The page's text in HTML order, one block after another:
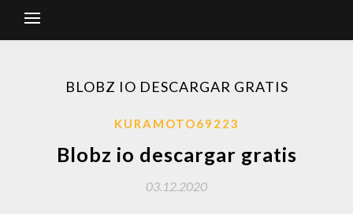
BLOBZ IO DESCARGAR GRATIS
KURAMOTO69223
Blobz io descargar gratis
03.12.2020